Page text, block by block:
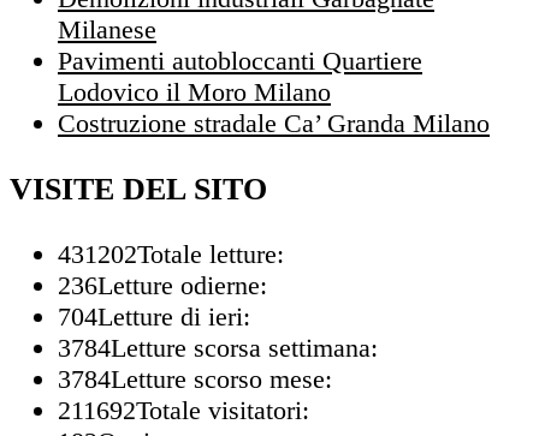
Milanese
Pavimenti autobloccanti Quartiere
Lodovico il Moro Milano
Costruzione stradale Ca’ Granda Milano
VISITE DEL SITO
431202Totale letture:
236Letture odierne:
704Letture di ieri:
3784Letture scorsa settimana:
3784Letture scorso mese:
211692Totale visitatori: